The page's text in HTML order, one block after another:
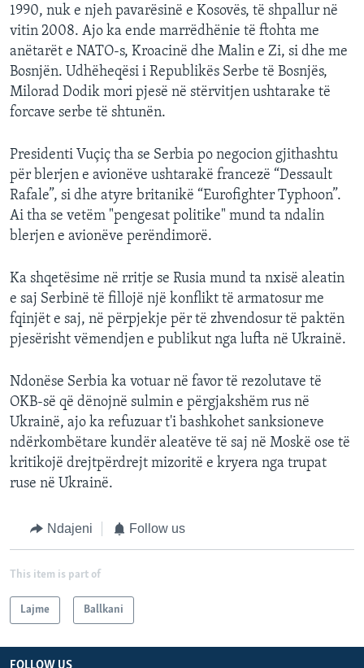
1990, nuk e njeh pavarësinë e Kosovës, të shpallur në
vitin 2008. Ajo ka ende marrëdhënie të ftohta me
anëtarët e NATO-s, Kroacinë dhe Malin e Zi, si dhe me
Bosnjën. Udhëheqësi i Republikës Serbe të Bosnjës,
Milorad Dodik mori pjesë në stërvitjen ushtarake të
forcave serbe të shtunën.
Presidenti Vuçiç tha se Serbia po negocion gjithashtu
për blerjen e avionëve ushtarakë francezë “Dessault
Rafale”, si dhe atyre britanikë “Eurofighter Typhoon”.
Ai tha se vetëm "pengesat politike" mund ta ndalin
blerjen e avionëve perëndimorë.
Ka shqetësime në rritje se Rusia mund ta nxisë aleatin
e saj Serbinë të fillojë një konflikt të armatosur me
fqinjët e saj, në përpjekje për të zhvendosur të paktën
pjesërisht vëmendjen e publikut nga lufta në Ukrainë.
Ndonëse Serbia ka votuar në favor të rezolutave të
OKB-së që dënojnë sulmin e përgjakshëm rus në
Ukrainë, ajo ka refuzuar t'i bashkohet sanksioneve
ndërkombëtare kundër aleatëve të saj në Moskë ose të
kritikojë drejtpërdrejt mizoritë e kryera nga trupat
ruse në Ukrainë.
Ndajeni Follow us
This item is part of
Lajme Ballkani